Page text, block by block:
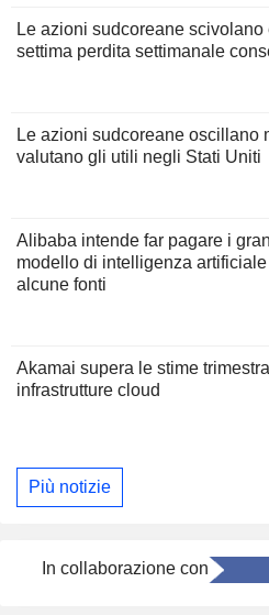
Le azioni sudcoreane
settima perdita settimanale
Le azioni sudcoreane oscillano
valutano gli utili negli Stati Uniti
Alibaba intende far pagare i
modello di intelligenza
alcune fonti
Akamai supera le stime
infrastrutture cloud
Più notizie
In collaborazione con